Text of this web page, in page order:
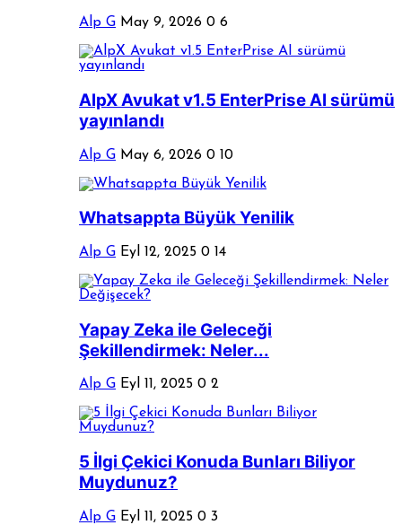
Alp G May 9, 2026 0 6
AlpX Avukat v1.5 EnterPrise AI sürümü
yayınlandı
Alp G May 6, 2026 0 10
Whatsappta Büyük Yenilik
Alp G Eyl 12, 2025 0 14
Yapay Zeka ile Geleceği
Şekillendirmek: Neler...
Alp G Eyl 11, 2025 0 2
5 İlgi Çekici Konuda Bunları Biliyor
Muydunuz?
Alp G Eyl 11, 2025 0 3